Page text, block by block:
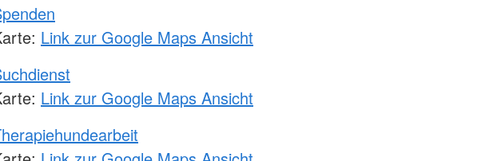
Link zur Google Maps Ansicht
Link zur Google Maps Ansicht